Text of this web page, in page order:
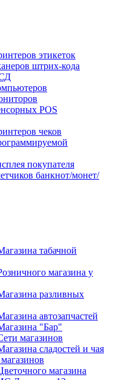
этикеток
штрих-кода
POS
чеков
покупателя
банкнот/монет/
табачной
магазина у
разливных
автозапчастей
"Бар"
магазинов
сладостей и чая
магазина